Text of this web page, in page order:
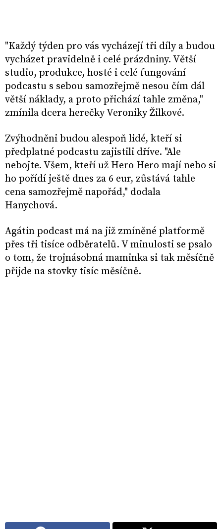
"Každý týden pro vás vycházejí tři díly a budou
vycházet pravidelně i celé prázdniny. Větší
studio, produkce, hosté i celé fungování
podcastu s sebou samozřejmě nesou čím dál
větší náklady, a proto přichází tahle změna,"
zmínila dcera herečky Veroniky Žilkové.
Zvýhodněni budou alespoň lidé, kteří si
předplatné podcastu zajistili dříve. "Ale
nebojte. Všem, kteří už Hero Hero mají nebo si
ho pořídí ještě dnes za 6 eur, zůstává tahle
cena samozřejmě napořád," dodala
Hanychová.
Agátin podcast má na již zmíněné platformě
přes tři tisíce odběratelů. V minulosti se psalo
o tom, že trojnásobná maminka si tak měsíčně
přijde na stovky tisíc měsíčně.